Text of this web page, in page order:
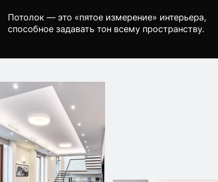
Потолок — это «пятое измерение» интерьера,
способное задавать тон всему пространству.